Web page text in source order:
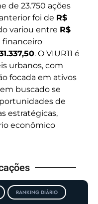
de 23.750 ações
foi de R$
variou entre R$
financeiro
. O VIUR11 é
urbanos, com
focada em ativos
buscado se
de
estratégicas,
econômico
RANKING DIÁRIO